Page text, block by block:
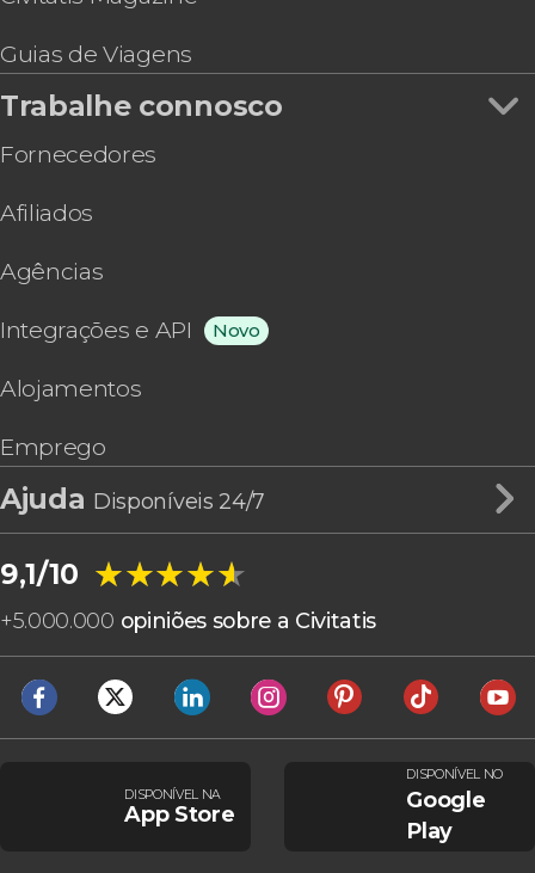
Guias de Viagens
Trabalhe connosco
Fornecedores
Afiliados
Agências
Integrações e API Novo
Alojamentos
Emprego
Ajuda Disponíveis 24/7
9,1/10 ★★★★★
★★★★★
+5.000.000 opiniões sobre a Civitatis
DISPONÍVEL NA
App Store
DISPONÍVEL NO
Google
Play